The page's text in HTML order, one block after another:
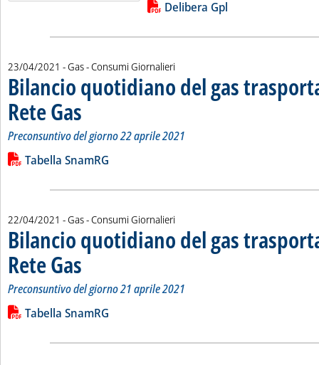
Lista allegati PDF alla notizia
Delibera Gpl
23/04/2021 - Gas - Consumi Giornalieri
Bilancio quotidiano del gas
Rete Gas . Sottotitolo: Preconsuntivo del giorno 22 aprile 2021
. Pubblicata venerdì 23 aprile 2021 alle 12.28.
Preconsuntivo del giorno 22 aprile 2021
Leggi tutta la notizia: 'Bilancio quotidiano del gas
Lista allegati PDF alla notizia
Tabella SnamRG
22/04/2021 - Gas - Consumi Giornalieri
Bilancio quotidiano del gas
Rete Gas . Sottotitolo: Preconsuntivo del giorno 21 aprile 2021
. Pubblicata giovedì 22 aprile 2021 alle 12.10.
Preconsuntivo del giorno 21 aprile 2021
Leggi tutta la notizia: 'Bilancio quotidiano del gas
Lista allegati PDF alla notizia
Tabella SnamRG